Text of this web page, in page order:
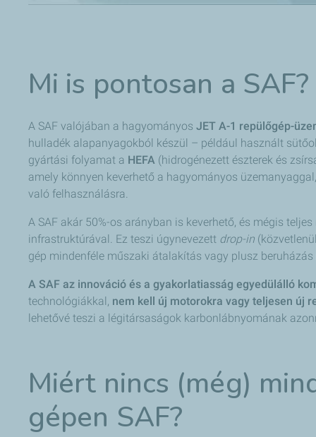
Mi is pontosan a SAF?
A SAF valójában a hagyományos JET A-1 repülőgép-
hulladék alapanyagokból készül – például használt
gyártási folyamat a HEFA (hidrogénezett észterek és
amely könnyen keverhető a hagyományos
való felhasználásra.
A SAF akár 50%-os arányban is keverhető, és mégis
infrastruktúrával. Ez teszi úgynevezett drop-in
gép mindenféle műszaki átalakítás vagy plusz
A SAF az innováció és a gyakorlatiasság egyedülálló
technológiákkal, nem kell új motorokra vagy teljesen új
lehetővé teszi a légitársaságok karbonlábnyomának
Miért nincs (még)
gépen SAF?